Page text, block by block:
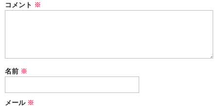
コメント ※
名前 ※
メール ※